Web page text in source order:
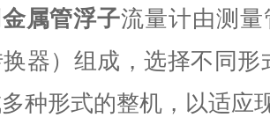
金属管浮子流量计由测
换器）组成，选择不同
种形式的整机，以适应